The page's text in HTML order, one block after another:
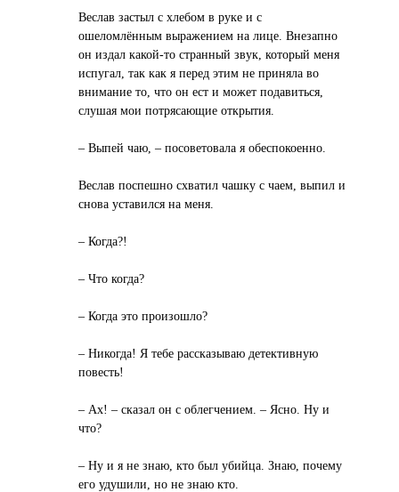
Веслав застыл с хлебом в руке и с
ошеломлённым выражением на лице. Внезапно
он издал какой-то странный звук, который меня
испугал, так как я перед этим не приняла во
внимание то, что он ест и может подавиться,
слушая мои потрясающие открытия.
– Выпей чаю, – посоветовала я обеспокоенно.
Веслав поспешно схватил чашку с чаем, выпил и
снова уставился на меня.
– Когда?!
– Что когда?
– Когда это произошло?
– Никогда! Я тебе рассказываю детективную
повесть!
– Ах! – сказал он с облегчением. – Ясно. Ну и
что?
– Ну и я не знаю, кто был убийца. Знаю, почему
его удушили, но не знаю кто.